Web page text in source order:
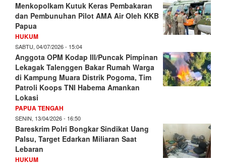
Menkopolkam Kutuk Keras Pembakaran
dan Pembunuhan Pilot AMA Air Oleh KKB
Papua
HUKUM
SABTU, 04/07/2026 - 15:04
Anggota OPM Kodap III/Puncak Pimpinan
Lekagak Talenggen Bakar Rumah Warga
di Kampung Muara Distrik Pogoma, Tim
Patroli Koops TNI Habema Amankan
Lokasi
PAPUA TENGAH
SENIN, 13/04/2026 - 16:50
Bareskrim Polri Bongkar Sindikat Uang
Palsu, Target Edarkan Miliaran Saat
Lebaran
HUKUM